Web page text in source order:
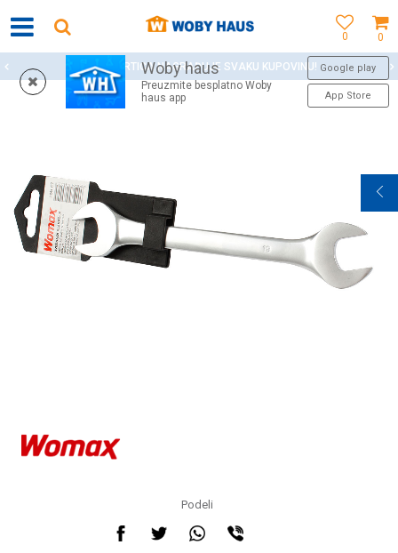
0
0
Woby haus
Preuzmite besplatno Woby
haus app
Google play
App Store
WOBY KARTICA NAGRAĐUJE SVAKU KUPOVINU!
Podeli